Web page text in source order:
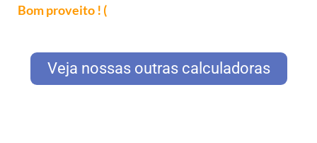
Bom proveito ! (
Veja nossas outras calculadoras